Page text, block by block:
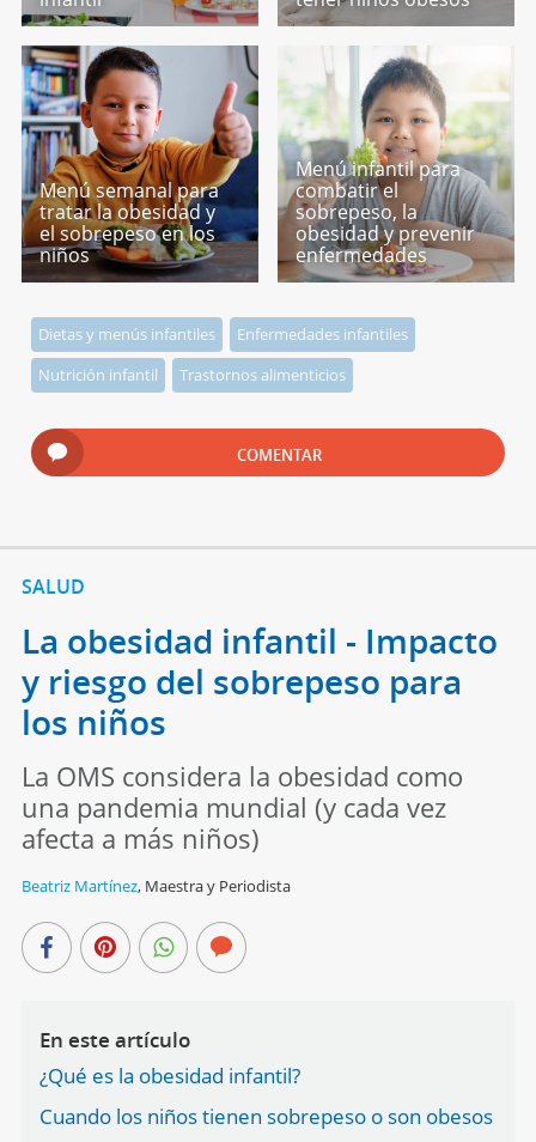
Menú semanal para
tratar la obesidad y
el sobrepeso en los
niños
Menú infantil para
combatir el
sobrepeso, la
obesidad y prevenir
enfermedades
Dietas y menús infantiles
Enfermedades infantiles
Nutrición infantil
Trastornos alimenticios
COMENTAR
SALUD
La obesidad infantil - Impacto
y riesgo del sobrepeso para
los niños
La OMS considera la obesidad como
una pandemia mundial (y cada vez
afecta a más niños)
Beatriz Martínez, Maestra y Periodista
En este artículo
¿Qué es la obesidad infantil?
Cuando los niños tienen sobrepeso o son obesos